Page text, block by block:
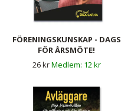
FÖRENINGSKUNSKAP - DAGS
FÖR ÅRSMÖTE!
26 kr
12 kr